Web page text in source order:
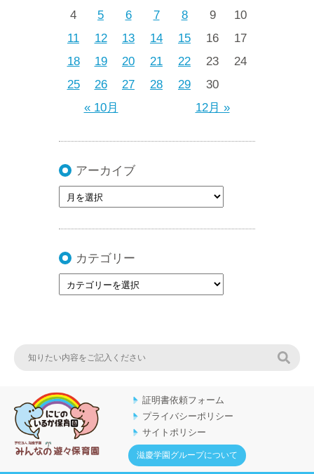
« 10月 12月 »
4
5 6 7 8 9
10
11
12 13 14 15 16
17
18
19 20 21 22 23
24
25
26 27 28 29 30
アーカイブ
カテゴリー
証明書依頼フォーム
プライバシーポリシー
サイトポリシー
滋慶学園グループについて